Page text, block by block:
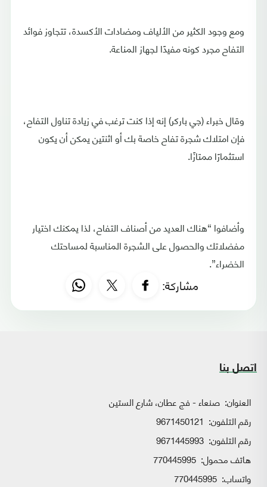
ومع وجود الكثير من الألياف ومضادات الأكسدة، تتجاوز فوائد
التفاح مجرد كونه مفيدًا لجهاز المناعة.
وقال خبراء (جي باركر) إنه إذا كنت ترغب في زيادة تناول التفاح،
فإن امتلاك شجرة تفاح خاصة بك أو اثنتين يمكن أن يكون
استثمارًا ممتازًا.
وأضافوا “هناك العديد من أصناف التفاح، لذا يمكنك اختيار
مفضلاتك والحصول على الشجرة المناسبة لمساحتك
الخضراء”.
مشاركة:
اتصل بنا
العنوان: صنعاء - فج عطان، شارع الستين
رقم التلفون: 9671450121
رقم التلفون: 9671445993
هاتف محمول: 770445995
واتساب: